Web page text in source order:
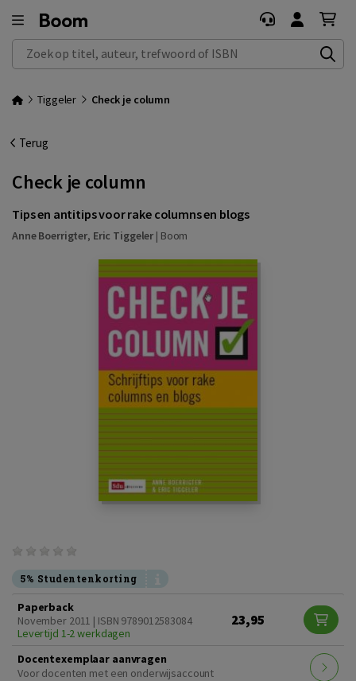
Zoek op titel, auteur, trefwoord of ISBN
Tiggeler Check je column
Terug
Check je column
Tips en antitips voor rake columns en blogs
Anne Boerrigter, Eric Tiggeler | Boom
5% Studentenkorting
Paperback
November 2011 | ISBN 9789012583084
Levertijd 1-2 werkdagen
23,95
Docentexemplaar aanvragen
Voor docenten met een onderwijsaccount